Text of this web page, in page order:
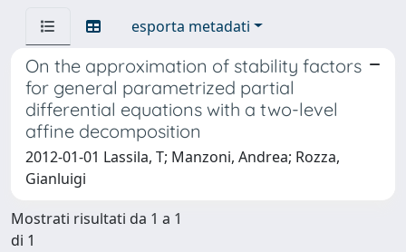
esporta metadati
On the approximation of stability factors
for general parametrized partial
differential equations with a two-level
affine decomposition
2012-01-01 Lassila, T; Manzoni, Andrea; Rozza,
Gianluigi
Mostrati risultati da 1 a 1
di 1